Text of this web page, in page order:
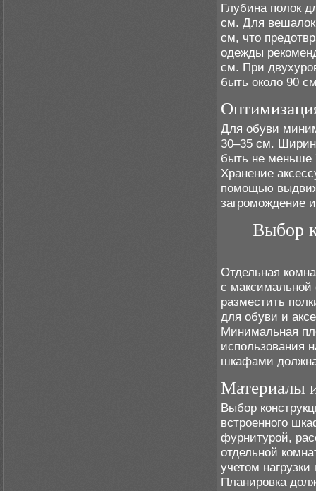
Глубина полок
см. Для
см, что
одежды
см. При
быть около 90
Для обуви
30–35 см.
быть не меньше
Хранение
помощью
загромождение
Выбор
Отдельная
с максимальной
разместить
для обуви и
Минимальная
использования
шкафами
Материалы
Выбор
встроенного
фурнитурой,
отдельной
учетом
Планировка